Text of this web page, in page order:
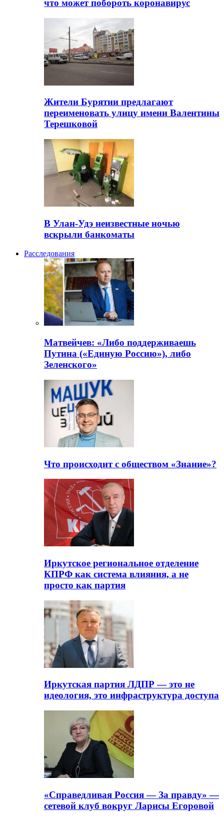
что может побороть коронавирус
Жители Бурятии предлагают
переименовать улицу имени Валентины
Терешковой
В Улан-Удэ неизвестные ночью
вскрыли банкоматы
Расследования
Матвейчев: «Либо поддерживаешь
Путина («Единую Россию»), либо
Зеленского»
Что происходит с обществом «Знание»?
Иркутское региональное отделение
КПРФ как система влияния, а не
просто как партия
Иркутская партия ЛДПР — это не
идеология, это инфраструктура доступа
«Справедливая Россия — За правду» —
сетевой клуб вокруг Ларисы Егоровой